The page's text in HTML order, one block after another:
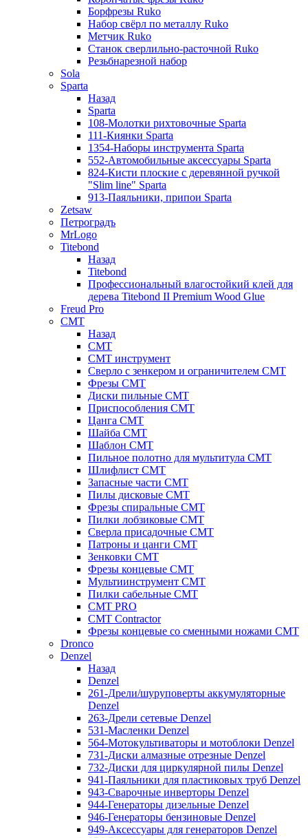
Борфрезы Ruko
Набор свёрл по металлу Ruko
Метчик Ruko
Станок сверлильно-расточной Ruko
Резьбнарезной набор
Sola
Sparta
Назад
Sparta
108-Молотки рихтовочные Sparta
111-Киянки Sparta
1354-Наборы инструмента Sparta
552-Автомобильные аксессуары Sparta
824-Кисти плоские с деревянной ручкой
"Slim line" Sparta
913-Паяльники, припои Sparta
Zetsaw
Петроградъ
MrLogo
Titebond
Назад
Titebond
Профессиональный влагостойкий клей для
дерева Titebond II Premium Wood Glue
Freud Pro
CMT
Назад
CMT
CMT инструмент
Сверло с зенкером и ограничителем CMT
Фрезы CMT
Диски пильные CMT
Приспособления СМТ
Цанга CMT
Шайба CMT
Шаблон CMT
Пильное полотно для мультитула CMT
Шлифлист CMT
Запасные части CMT
Пилы дисковые CMT
Фрезы спиральные CMT
Пилки лобзиковые СМТ
Сверла присадочные СМТ
Патроны и цанги CMT
Зенковки СМТ
Фрезы концевые CMT
Мультиинструмент СМТ
Пилки сабельные СМТ
CMT PRO
CMT Contractor
Фрезы концевые со сменными ножами CMT
Dronco
Denzel
Назад
Denzel
261-Дрели/шуруповерты аккумуляторные
Denzel
263-Дрели сетевые Denzel
531-Масленки Denzel
564-Мотокультиваторы и мотоблоки Denzel
731-Диски алмазные отрезные Denzel
732-Диски для циркулярной пилы Denzel
941-Паяльники для пластиковых труб Denzel
943-Сварочные инверторы Denzel
944-Генераторы дизельные Denzel
946-Генераторы бензиновые Denzel
949-Аксессуары для генераторов Denzel